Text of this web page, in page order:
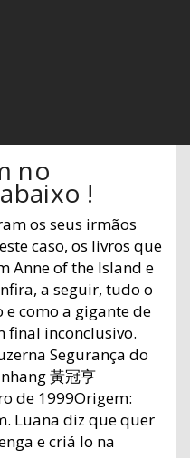
no
!
os seus irmãos
caso, os livros que
Anne of the Island e
a seguir, tudo o
e como a gigante de
final inconclusivo.
Segurança do
黃冠亨
de 1999Origem:
Luana diz que quer
e criá lo na